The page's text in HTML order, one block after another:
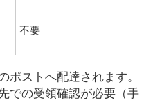
不要
ストへ配達されます。
での受領確認が必要（手